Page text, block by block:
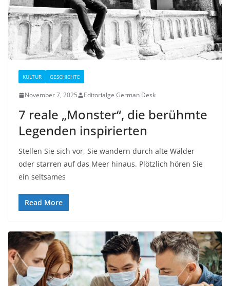
KULTUR GESCHICHTE
November 7, 2025 Editorialge German Desk
7 reale „Monster“, die berühmte
Legenden inspirierten
Stellen Sie sich vor, Sie wandern durch alte Wälder
oder starren auf das Meer hinaus. Plötzlich hören Sie
ein seltsames
Read More